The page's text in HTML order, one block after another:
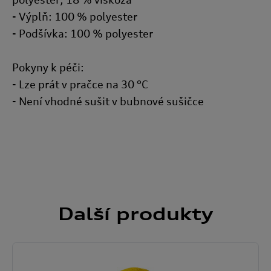
- Výplň: 100 % polyester
- Podšívka: 100 % polyester
Pokyny k péči:
- Lze prát v pračce na 30 °C
- Není vhodné sušit v bubnové sušičce
Dalšíprodukty